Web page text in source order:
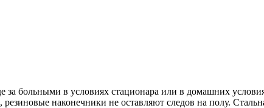
за больными в условиях стационара или в домашних
наконечники не оставляют следов на полу.